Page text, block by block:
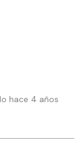
hace 4 años